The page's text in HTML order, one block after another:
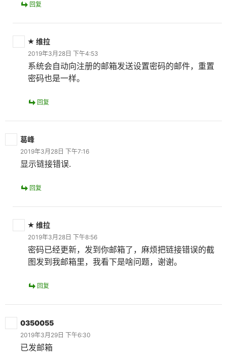
回复
维拉
2019年3月28日 下午4:53
系统会自动向注册的邮箱发送设置密码的邮件，重置
密码也是一样。
回复
葛峰
2019年3月28日 下午7:16
显示链接错误.
回复
维拉
2019年3月28日 下午8:56
密码已经更新，发到你邮箱了，麻烦把链接错误的截
图发到我邮箱里，我看下是啥问题，谢谢。
回复
0350055
2019年3月29日 下午6:30
已发邮箱